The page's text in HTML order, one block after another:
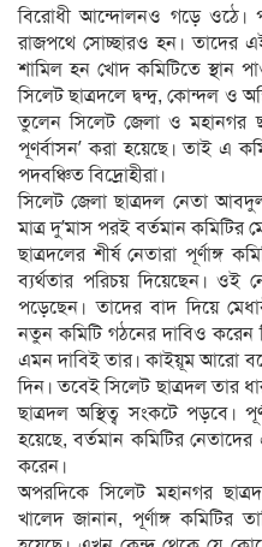
বিরোধী আন্দোলনও গড়ে ওঠে।
রাজপথে সোচ্ছারও হন। তাদের
শামিল হন খোদ কমিটিতে স্থান
সিলেট ছাত্রদলে দ্বন্দ্ব, কোন্দল ও
তুলেন সিলেট জেলা ও মহানগর
পূণর্বাসন’ করা হয়েছে। তাই এ
পদবঞ্চিত বিদ্রোহীরা।
সিলেট জেলা ছাত্রদল নেতা
মাত্র দু’মাস পরই বর্তমান কমিটির
ছাত্রদলের শীর্ষ নেতারা পূর্ণাঙ্গ
ব্যর্থতার পরিচয় দিয়েছেন। ওই
পড়েছেন। তাদের বাদ দিয়ে
নতুন কমিটি গঠনের দাবিও করেন
এমন দাবিই তার। কাইয়ূম আরো
দিন। তবেই সিলেট ছাত্রদল তার
ছাত্রদল অস্থিত্ব সংকটে পড়বে।
হয়েছে, বর্তমান কমিটির
করেন।
অপরদিকে সিলেট মহানগর
খালেদ জানান, পূর্ণাঙ্গ কমিটির